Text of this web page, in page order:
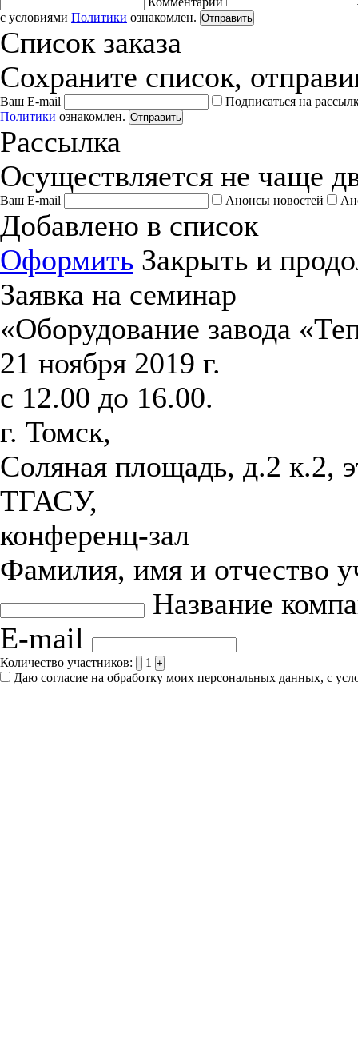
с условиями Политики ознакомлен. Отправить
Список заказа
Сохраните список,
Ваш E-mail
Подписаться на
Политики ознакомлен. Отправить
Рассылка
Осуществляется не чаще
Ваш E-mail Анонсы новостей
Добавлено в список
Оформить Закрыть и
Заявка на семинар
«Оборудование завода
21 ноября 2019 г.
с 12.00 до 16.00.
г. Томск,
Соляная площадь, д.2 к.2,
ТГАСУ,
конференц-зал
Фамилия, имя и отчество
Название
E-mail
Количество участников: - 1 +
Даю согласие на обработку моих персональных данных, с